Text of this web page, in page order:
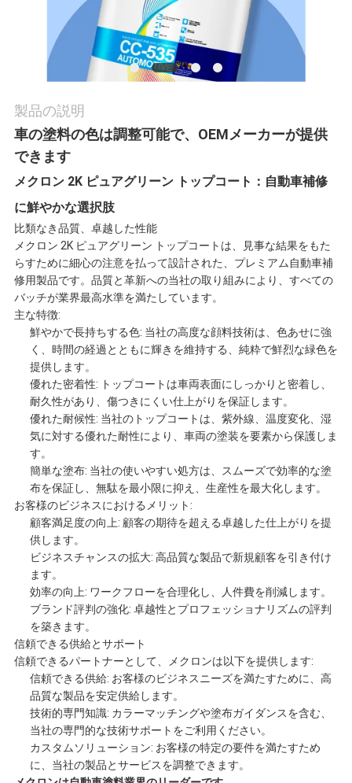
わ
せ
ニ
ュ
ー
ス
見
積
依
頼
ラ
製品の説明
車の塗料の色は調整可能で、OEMメーカーが提供
できます
メクロン 2K ピュアグリーン トップコート：自動車補修
に鮮やかな選択肢
比類なき品質、卓越した性能
メクロン 2K ピュアグリーン トップコートは、見事な結果をもた
らすために細心の注意を払って設計された、プレミアム自動車補
修用製品です。品質と革新への当社の取り組みにより、すべての
バッチが業界最高水準を満たしています。
主な特徴:
鮮やかで長持ちする色: 当社の高度な顔料技術は、色あせに強
く、時間の経過とともに輝きを維持する、純粋で鮮烈な緑色を
提供します。
優れた密着性: トップコートは車両表面にしっかりと密着し、
耐久性があり、傷つきにくい仕上がりを保証します。
優れた耐候性: 当社のトップコートは、紫外線、温度変化、湿
気に対する優れた耐性により、車両の塗装を要素から保護しま
す。
簡単な塗布: 当社の使いやすい処方は、スムーズで効率的な塗
布を保証し、無駄を最小限に抑え、生産性を最大化します。
お客様のビジネスにおけるメリット:
顧客満足度の向上: 顧客の期待を超える卓越した仕上がりを提
供します。
ビジネスチャンスの拡大: 高品質な製品で新規顧客を引き付け
ます。
効率の向上: ワークフローを合理化し、人件費を削減します。
ブランド評判の強化: 卓越性とプロフェッショナリズムの評判
を築きます。
信頼できる供給とサポート
信頼できるパートナーとして、メクロンは以下を提供します:
信頼できる供給: お客様のビジネスニーズを満たすために、高
品質な製品を安定供給します。
技術的専門知識: カラーマッチングや塗布ガイダンスを含む、
当社の専門的な技術サポートをご利用ください。
カスタムソリューション: お客様の特定の要件を満たすため
に、当社の製品とサービスを調整できます。